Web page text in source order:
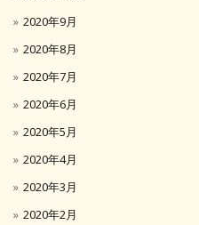
2020年9月
2020年8月
2020年7月
2020年6月
2020年5月
2020年4月
2020年3月
2020年2月